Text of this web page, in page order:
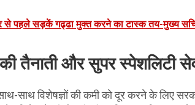
से पहले सड़कें गढ्ढा मुक्त करने का टास्क तय-मुख्य
की तैनाती और सुपर स्पेशलिटी
साथ विशेषज्ञों की कमी को दूर करने के लिए